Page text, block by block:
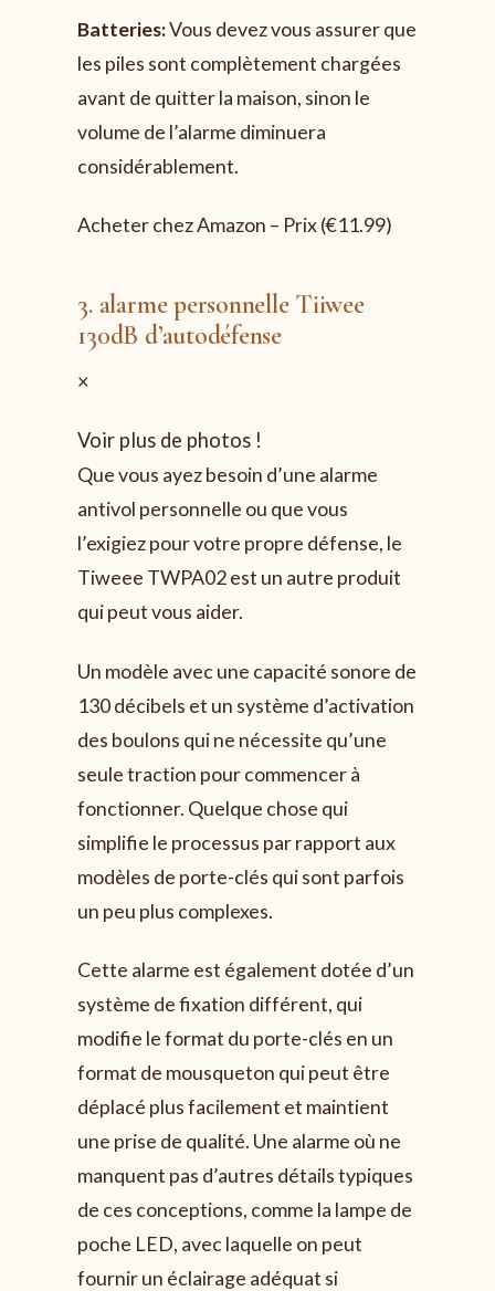
Batteries:Vous devez vous assurer que
les piles sont complètement chargées
avant de quitter la maison, sinon le
volume de l’alarme diminuera
considérablement.
Acheter chez Amazon – Prix (€11.99)
3. alarme personnelle Tiiwee
130dB d’autodéfense
×
Voir plus de photos !
Que vous ayez besoin d’une alarme
antivol personnelle ou que vous
l’exigiez pour votre propre défense, le
Tiweee TWPA02 est un autre produit
qui peut vous aider.
Un modèle avec une capacité sonore de
130 décibels et un système d’activation
des boulons qui ne nécessite qu’une
seule traction pour commencer à
fonctionner. Quelque chose qui
simplifie le processus par rapport aux
modèles de porte-clés qui sont parfois
un peu plus complexes.
Cette alarme est également dotée d’un
système de fixation différent, qui
modifie le format du porte-clés en un
format de mousqueton qui peut être
déplacé plus facilement et maintient
une prise de qualité. Une alarme où ne
manquent pas d’autres détails typiques
de ces conceptions, comme la lampe de
poche LED, avec laquelle on peut
fournir un éclairage adéquat si